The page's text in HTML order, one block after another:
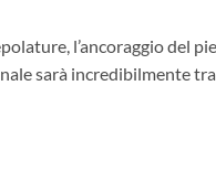
l’ancoraggio del
sarà incredibilmente